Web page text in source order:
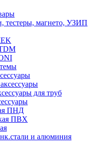
тестеры, магнето, УЗИП
для труб
ПНД
ПВХ
и алюминия